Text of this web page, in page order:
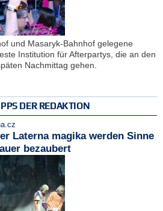
und Masaryk-Bahnhof gelegene
Institution für Afterpartys, die an den
Nachmittag gehen.
DER REDAKTION
Laterna magika werden Sinne
bezaubert